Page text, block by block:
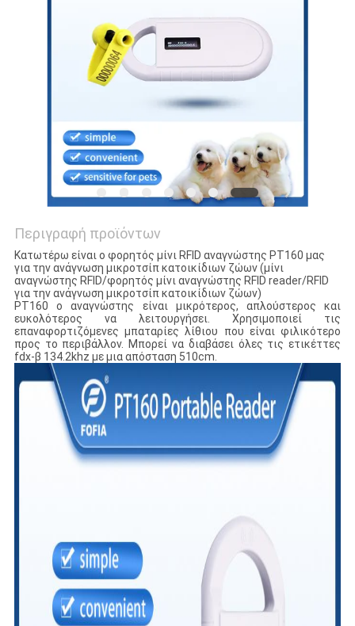
Περιγραφή προϊόντων
Κατωτέρω είναι ο φορητός μίνι RFID αναγνώστης PT160 μας
για την ανάγνωση μικροτσίπ κατοικίδιων ζώων (μίνι
αναγνώστης RFID/φορητός μίνι αναγνώστης RFID reader/RFID
για την ανάγνωση μικροτσίπ κατοικίδιων ζώων)
PT160 ο αναγνώστης είναι μικρότερος, απλούστερος και
ευκολότερος να λειτουργήσει. Χρησιμοποιεί τις
επαναφορτιζόμενες μπαταρίες λίθιου που είναι φιλικότερο
προς το περιβάλλον. Μπορεί να διαβάσει όλες τις ετικέττες
fdx-β 134.2khz με μια απόσταση 510cm.